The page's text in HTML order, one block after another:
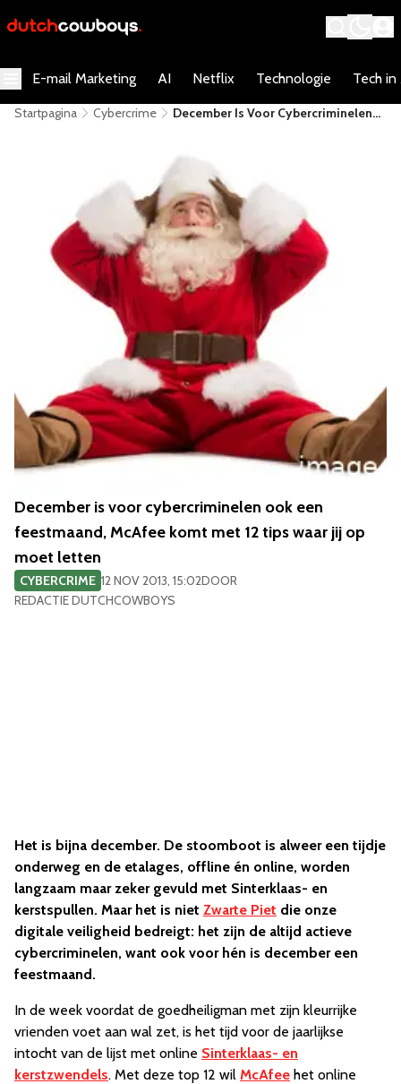
E-mail Marketing AI Netflix Technologie Tech in
Startpagina Cybercrime
December Is Voor Cybercriminelen
December is voor cybercriminelen ook een
feestmaand, McAfee komt met 12 tips waar jij op
moet letten
CYBERCRIME 12 NOV 2013, 15:02DOOR
REDACTIE DUTCHCOWBOYS
Het is bijna december. De stoomboot is alweer een tijdje
onderweg en de etalages, offline én online, worden
langzaam maar zeker gevuld met Sinterklaas- en
kerstspullen. Maar het is niet Zwarte Piet die onze
digitale veiligheid bedreigt: het zijn de altijd actieve
cybercriminelen, want ook voor hén is december een
feestmaand.
In de week voordat de goedheiligman met zijn kleurrijke
vrienden voet aan wal zet, is het tijd voor de jaarlijkse
intocht van de lijst met online Sinterklaas- en
kerstzwendels. Met deze top 12 wil McAfee het online